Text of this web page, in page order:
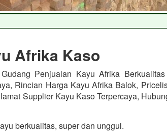
Afrika Kaso
Penjualan Kayu Afrika
Rincian Harga Kayu Afrika Balok,
Supplier Kayu Kaso Terpercaya,
berkualitas, super dan unggul.